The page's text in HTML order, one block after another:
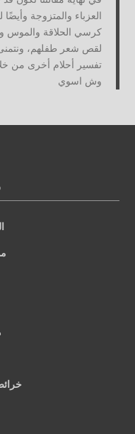
العزباء والمتزوجة
كرسي الحلاقة والموس
لقص شعر طفلهم، ونتمنى
تفسير أحلام أخرى من
وش اسوي